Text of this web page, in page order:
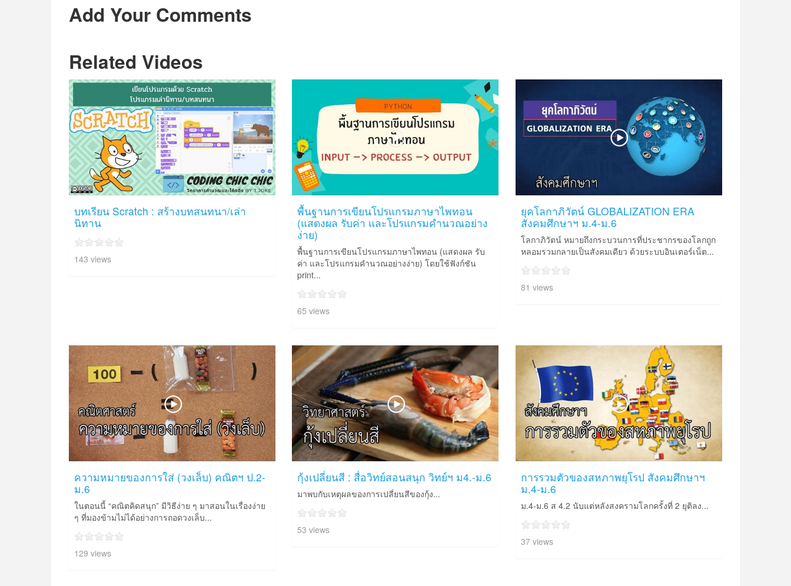
Add Your Comments
Related Videos
บทเรียน Scratch : สร้างบทสนทนา/เล่า
นิทาน
143 views
พื้นฐานการเขียนโปรแกรมภาษาไพทอน
(แสดงผล รับค่า และโปรแกรมคำนวณอย่าง
ง่าย)
พื้นฐานการเขียนโปรแกรมภาษาไพทอน (แสดงผล รับ
ค่า และโปรแกรมคำนวณอย่างง่าย) โดยใช้ฟังก์ชัน
print...
65 views
ยุคโลกาภิวัตน์ GLOBALIZATION ERA
สังคมศึกษาฯ ม.4-ม.6
โลกาภิวัตน์ หมายถึงกระบวนการที่ประชากรของโลกถูก
หลอมรวมกลายเป็นสังคมเดียว ด้วยระบบอินเตอร์เน็ต...
81 views
ความหมายของการใส่ (วงเล็บ) คณิตฯ ป.2-
ม.6
ในตอนนี้ “คณิตคิดสนุก” มีวิธีง่าย ๆ มาสอนในเรื่องง่าย
ๆ ที่มองข้ามไม่ได้อย่างการถอดวงเล็บ...
129 views
กุ้งเปลี่ยนสี : สื่อวิทย์สอนสนุก วิทย์ฯ ม4.-ม.6
มาพบกับเหตุผลของการเปลี่ยนสีของกุ้ง...
53 views
การรวมตัวของสหภาพยุโรป สังคมศึกษาฯ
ม.4-ม.6
ม.4-ม.6 ส 4.2 นับแต่หลังสงครามโลกครั้งที่ 2 ยุติลง...
37 views